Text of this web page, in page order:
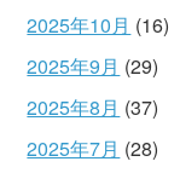
2025年10月 (16)
2025年9月 (29)
2025年8月 (37)
2025年7月 (28)